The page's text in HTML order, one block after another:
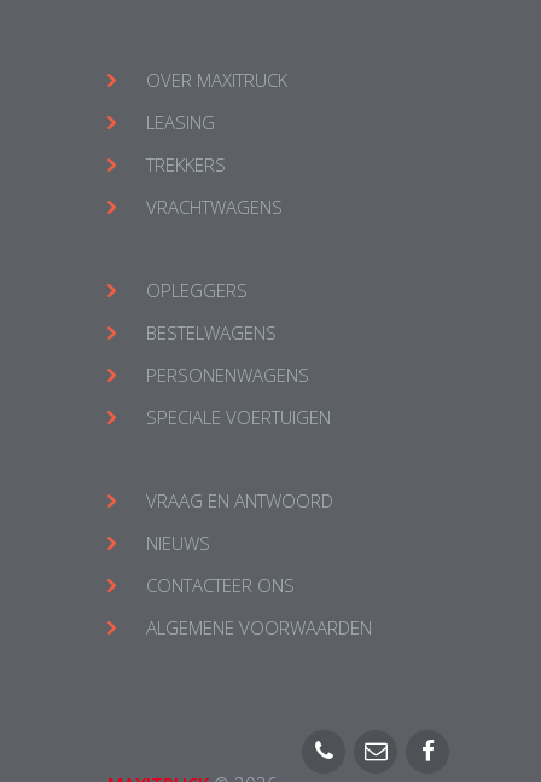
OVER MAXITRUCK
LEASING
TREKKERS
VRACHTWAGENS
OPLEGGERS
BESTELWAGENS
PERSONENWAGENS
SPECIALE VOERTUIGEN
VRAAG EN ANTWOORD
NIEUWS
CONTACTEER ONS
ALGEMENE VOORWAARDEN